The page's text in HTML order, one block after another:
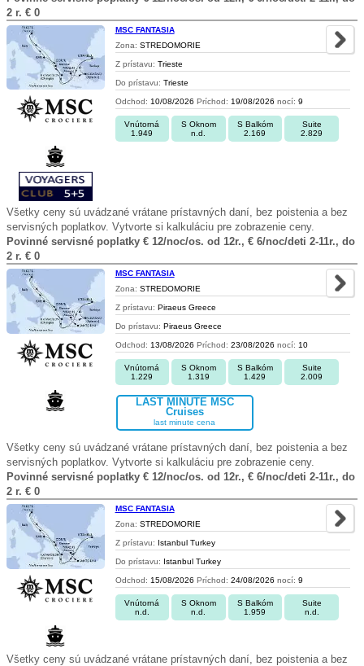
2 r. € 0
MSC FANTASIA
Zona: STREDOMORIE
Z prístavu: Trieste
Do prístavu: Trieste
Odchod: 10/08/2026 Príchod: 19/08/2026 nocí: 9
Vnútorná
1.949
S Oknom
n.d.
S Balkóm
2.169
Suite
2.829
Všetky ceny sú uvádzané vrátane prístavných daní, bez poistenia a bez
servisných poplatkov. Vytvorte si kalkuláciu pre zobrazenie ceny.
Povinné servisné poplatky € 12/noc/os. od 12r., € 6/noc/deti 2-11r., do
2 r. € 0
MSC FANTASIA
Zona: STREDOMORIE
Z prístavu: Piraeus Greece
Do prístavu: Piraeus Greece
Odchod: 13/08/2026 Príchod: 23/08/2026 nocí: 10
Vnútorná
1.229
S Oknom
1.319
S Balkóm
1.429
Suite
2.009
LAST MINUTE MSC
Cruises
last minute cena
Všetky ceny sú uvádzané vrátane prístavných daní, bez poistenia a bez
servisných poplatkov. Vytvorte si kalkuláciu pre zobrazenie ceny.
Povinné servisné poplatky € 12/noc/os. od 12r., € 6/noc/deti 2-11r., do
2 r. € 0
MSC FANTASIA
Zona: STREDOMORIE
Z prístavu: Istanbul Turkey
Do prístavu: Istanbul Turkey
Odchod: 15/08/2026 Príchod: 24/08/2026 nocí: 9
Vnútorná
n.d.
S Oknom
n.d.
S Balkóm
1.959
Suite
n.d.
Všetky ceny sú uvádzané vrátane prístavných daní, bez poistenia a bez